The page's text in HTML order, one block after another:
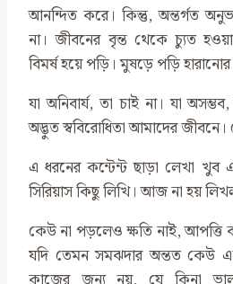
আনন্দিত করে। কিন্তু, অন্তর্গত
না। জীবনের বৃন্ত থেকে চ্যুত
বিমর্ষ হয়ে পড়ি। মুষড়ে পড়ি
যা অনিবার্য, তা চাই না। যা
অদ্ভুত স্ববিরোধিতা আমাদের জীবনে।
এ ধরনের কন্টেন্ট ছাড়া লেখা খুব
সিরিয়াস কিছু লিখি। আজ না হয়
কেউ না পড়লেও ক্ষতি নাই, আপত্তি
যদি তেমন সমঝদার অন্তত কেউ